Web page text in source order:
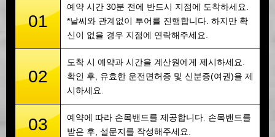
01
예약 시간 30분 전에 반드시 지점에 도착하세요.
*날씨와 관계없이 투어를 진행합니다. 하지만 확
신이 없을 경우 지점에 연락해주세요.
02
도착 시 예약과 시간을 계산원에게 제시하세요.
확인 후, 유효한 운전면허증 및 신분증(여권)을 제
시하세요.
03
예약에 따라 손목밴드를 제공합니다. 손목밴드를
받은 후, 설문지를 작성해주세요.